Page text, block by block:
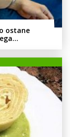
ostane